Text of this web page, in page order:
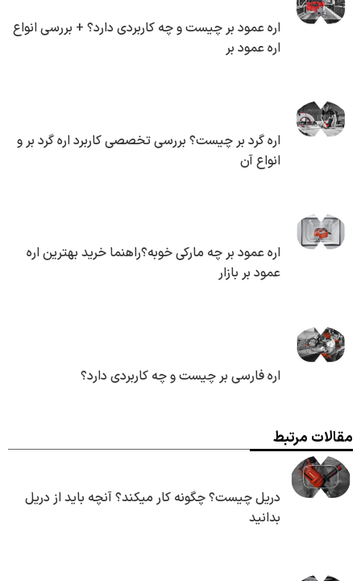
اره عمود بر چیست و چه کاربردی دارد؟ + بررسی انواع
اره عمود بر
اره گرد بر چیست؟ بررسی تخصصی کاربرد اره گرد بر و
انواع آن
اره عمود بر چه مارکی خوبه؟راهنما خرید بهترین اره
عمود بر بازار
اره فارسی بر چیست و چه کاربردی دارد؟
مقالات مرتبط
دریل چیست؟ چگونه کار میکند؟ آنچه باید از دریل
بدانید